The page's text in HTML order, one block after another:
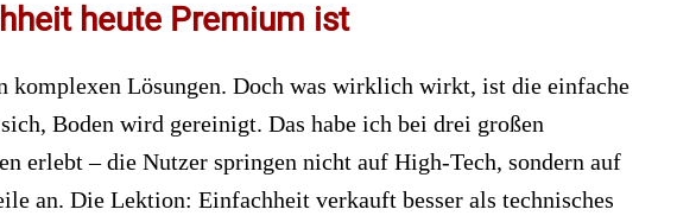
heute Premium ist
Lösungen. Doch was wirklich wirkt, ist die einfache
Boden wird gereinigt. Das habe ich bei drei großen
erlebt – die Nutzer springen nicht auf High-Tech, sondern auf
an. Die Lektion: Einfachheit verkauft besser als technisches